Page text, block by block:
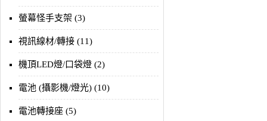
螢幕怪手支架 (3)
視訊線材/轉接 (11)
機頂LED燈/口袋燈 (2)
電池 (攝影機/燈光) (10)
電池轉接座 (5)